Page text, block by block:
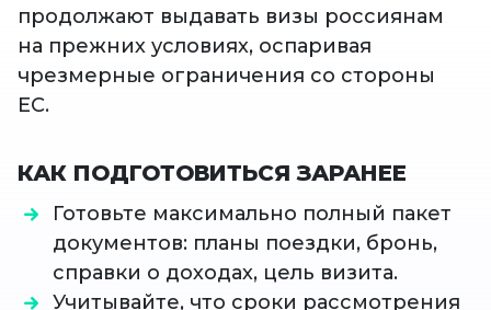
продолжают выдавать визы россиянам
на прежних условиях, оспаривая
чрезмерные ограничения со стороны
ЕС.
КАК ПОДГОТОВИТЬСЯ ЗАРАНЕЕ
Готовьте максимально полный пакет
документов: планы поездки, бронь,
справки о доходах, цель визита.
Учитывайте, что сроки рассмотрения